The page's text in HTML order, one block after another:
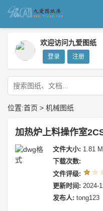
机械图纸
成套图纸
技术文档
我要上传
欢迎访问九爱图纸
登录 注册
位置:首页 > 机械图纸
加热炉上料操作室
文件大小: 1.81
下载次数:
文件评级:
更新时间: 2024-
发布人: tong123